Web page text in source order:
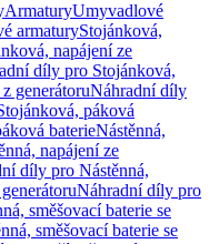
ArmaturyUmyvadlové
armaturyStojánková,
napájení ze
díly pro Stojánková,
generátoruNáhradní díly
páková
baterieNástěnná,
napájení ze
díly pro Nástěnná,
Náhradní díly pro
směšovací baterie se
směšovací baterie se